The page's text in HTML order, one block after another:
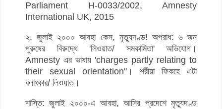
Parliament H-0033/2002, Amnesty
International UK, 2015
২. জুলাই ২০০০ আবহা কেস, মৃত্যুদণ্ড! অপরাধ: ৬ জন
পুরুষের বিরুদ্ধে 'লিওয়াত/ সমকামিতা' অভিযোগ।
Amnesty এর ভাষায় 'charges partly relating to
their sexual orientation"। শরীয়া ফিকহে এটা
বলাৎকার/ লিওয়াত।
শাস্তি: জুলাই ২০০০-এ আবহা, আসির প্রদেশে মৃত্যুদণ্ড